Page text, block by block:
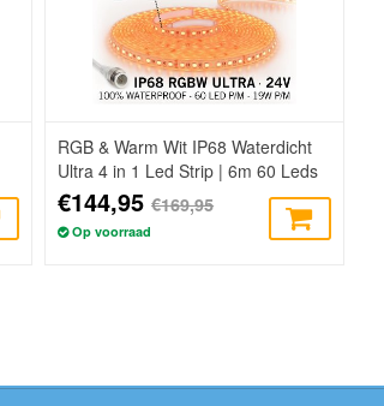
RGB & Warm Wit IP68 Waterdicht
Ultra 4 in 1 Led Strip | 6m 60 Leds
pm 24V
€144,95€169,95
Op voorraad